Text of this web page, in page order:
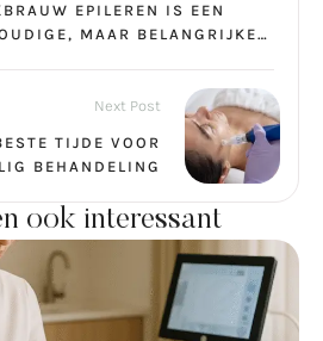
EPILEREN IS EEN
MAAR BELANGRIJKE
Next Post
TIJDE VOOR
BEHANDELING
ook interessant